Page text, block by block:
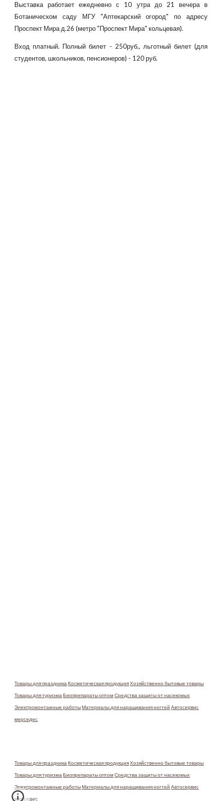
Выставка работает ежедневно с 10 утра до 21 вечера в
Ботаническом саду МГУ "Аптекарский огород" по адресу
Проспект Мира д.26 (метро "Проспект Мира" кольцевая).
Вход платный. Полный билет - 250руб., льготный билет (для
студентов, школьников, пенсионеров) - 120 руб.
Товары для праздника Косметическая продукция Хозяйственно бытовые товары
Товары для туризма Биопрепараты оптом Средства защиты от насекомых
Электромонтажные работы Материалы для наращивания ногтей Автосервис
мерседес
Товары для праздника Косметическая продукция Хозяйственно бытовые товары
Товары для туризма Биопрепараты оптом Средства защиты от насекомых
Электромонтажные работы Материалы для наращивания ногтей Автосервис
мерседес